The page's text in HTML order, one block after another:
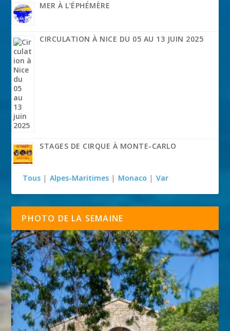
MER À L’ÉPHÉMÈRE
CIRCULATION À NICE DU 05 AU 13 JUIN 2025
STAGES DE CIRQUE À MONTE-CARLO
Tous | Alpes-Maritimes | Monaco | Var
PHOTO DE LA SEMAINE